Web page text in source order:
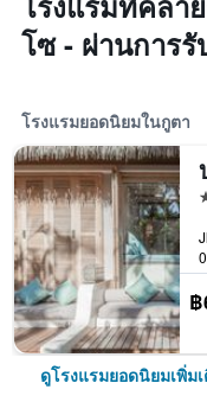
โซ - ผ่านการรั
โรงแรมยอดนิยมในกูตา
฿
ดูโรงแรมยอดนิยมเพิ่ม